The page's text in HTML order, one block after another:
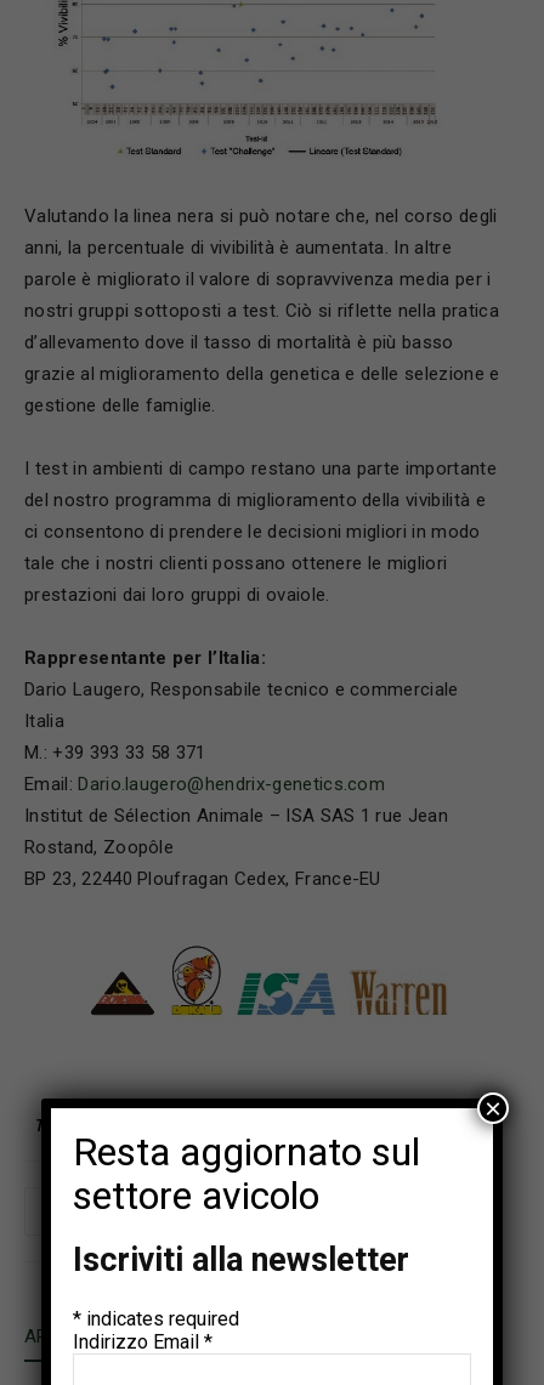
Valutando la linea nera si può notare che, nel corso degli
anni, la percentuale di vivibilità è aumentata. In altre
parole è migliorato il valore di sopravvivenza media per i
nostri gruppi sottoposti a test. Ciò si riflette nella pratica
d’allevamento dove il tasso di mortalità è più basso
grazie al miglioramento della genetica e delle selezione e
gestione delle famiglie.
I test in ambienti di campo restano una parte importante
del nostro programma di miglioramento della vivibilità e
ci consentono di prendere le decisioni migliori in modo
tale che i nostri clienti possano ottenere le migliori
prestazioni dai loro gruppi di ovaiole.
Rappresentante per l’Italia:
Dario Laugero, Responsabile tecnico e commerciale
Italia
M.: +39 393 33 58 371
Email:Dario.laugero@hendrix-genetics.com
Institut de Sélection Animale – ISA SAS 1 rue Jean
Rostand, Zoopôle
BP 23, 22440 Ploufragan Cedex, France-EU
TAGS
ARTICOLI CORRELATI
Resta aggiornato sul
settore avicolo
Iscriviti alla newsletter
* indicates required
Indirizzo Email *
×